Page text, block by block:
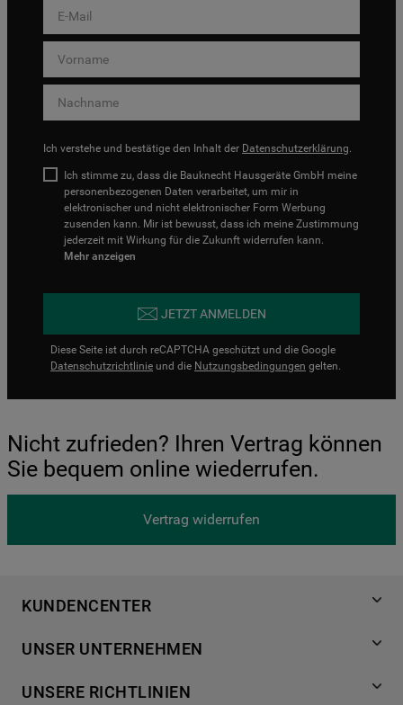
Ich verstehe und bestätige den Inhalt der Datenschutzerklärung.
Ich stimme zu, dass die Bauknecht Hausgeräte GmbH meine
personenbezogenen Daten verarbeitet, um mir in
elektronischer und nicht elektronischer Form Werbung
zusenden kann. Mir ist bewusst, dass ich meine Zustimmung
jederzeit mit Wirkung für die Zukunft widerrufen kann.
Mehr anzeigen
JETZT ANMELDEN
Diese Seite ist durch reCAPTCHA geschützt und die Google
Datenschutzrichtlinie und die Nutzungsbedingungen gelten.
Nicht zufrieden? Ihren Vertrag können
Sie bequem online wiederrufen.
Vertrag widerrufen
KUNDENCENTER
Händlersuche
Häufige Fragen
UNSER UNTERNEHMEN
Für Händler
UNSERE RICHTLINIEN